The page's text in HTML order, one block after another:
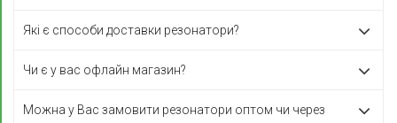
Які є способи доставки резонатори?
Чи є у вас офлайн магазин?
Можна у Вас замовити резонатори оптом чи через